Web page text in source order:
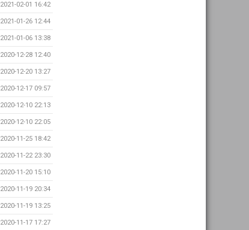
2021-02-01 16:42
2021-01-26 12:44
2021-01-06 13:38
2020-12-28 12:40
2020-12-20 13:27
2020-12-17 09:57
2020-12-10 22:13
2020-12-10 22:05
2020-11-25 18:42
2020-11-22 23:30
2020-11-20 15:10
2020-11-19 20:34
2020-11-19 13:25
2020-11-17 17:27